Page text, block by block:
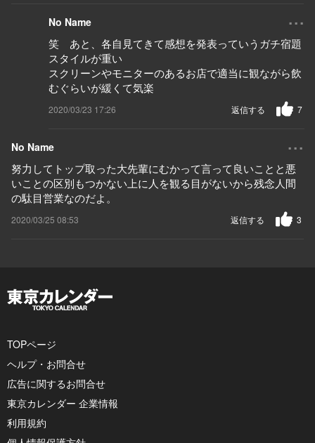
No Name ...
笑 あと、各自見てきて感想を発表っていうガチ宿題
スタイルが重い
スクリーンやモニターのあるお店で適当に観ながら飲
むぐらいが緩くて気楽
2020/03/23 17:26 7
返信する
No Name ...
努力してトップ取った大先輩にむかって言って良いことと悪
いことの区別もつかない上に人を観る目がないから残念人間
の駄目営業なのだよ。
2020/03/25 08:53 3
返信する
TOPページ
ヘルプ・お問合せ
広告に関するお問合せ
東京カレンダー 企業情報
利用規約